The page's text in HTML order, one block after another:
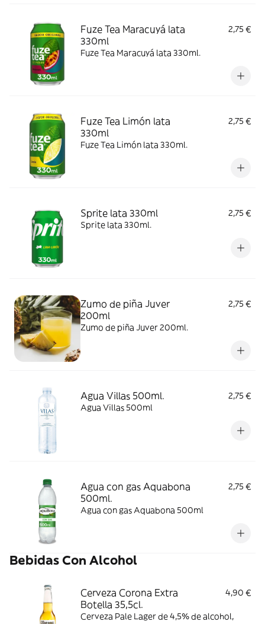
Fuze Tea Maracuyá lata
330ml
2,75 €
Fuze Tea Maracuyá lata 330ml.
Fuze Tea Limón lata
330ml
2,75 €
Fuze Tea Limón lata 330ml.
Sprite lata 330ml
2,75 €
Sprite lata 330ml.
Zumo de piña Juver
200ml
2,75 €
Zumo de piña Juver 200ml.
Agua Villas 500ml.
2,75 €
Agua Villas 500ml
Agua con gas Aquabona
500ml.
2,75 €
Agua con gas Aquabona 500ml
Bebidas Con Alcohol
Cerveza Corona Extra
Botella 35,5cl.
4,90 €
Cerveza Pale Lager de 4,5% de alcohol,